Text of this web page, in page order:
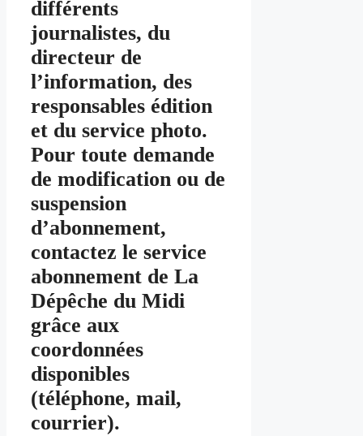
différents
journalistes, du
directeur de
l’information, des
responsables édition
et du service photo.
Pour toute demande
de modification ou de
suspension
d’abonnement,
contactez le service
abonnement de La
Dépêche du Midi
grâce aux
coordonnées
disponibles
(téléphone, mail,
courrier).